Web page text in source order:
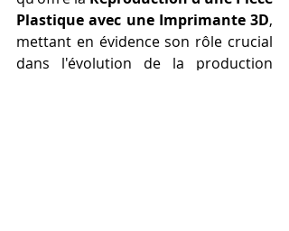
Plastique avec une Imprimante 3D,
mettant en évidence son rôle crucial
dans l'évolution de la production